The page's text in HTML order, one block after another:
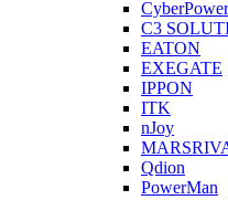
CyberPower
C3
EATON
EXEGATE
IPPON
ITK
nJoy
Qdion
PowerMan